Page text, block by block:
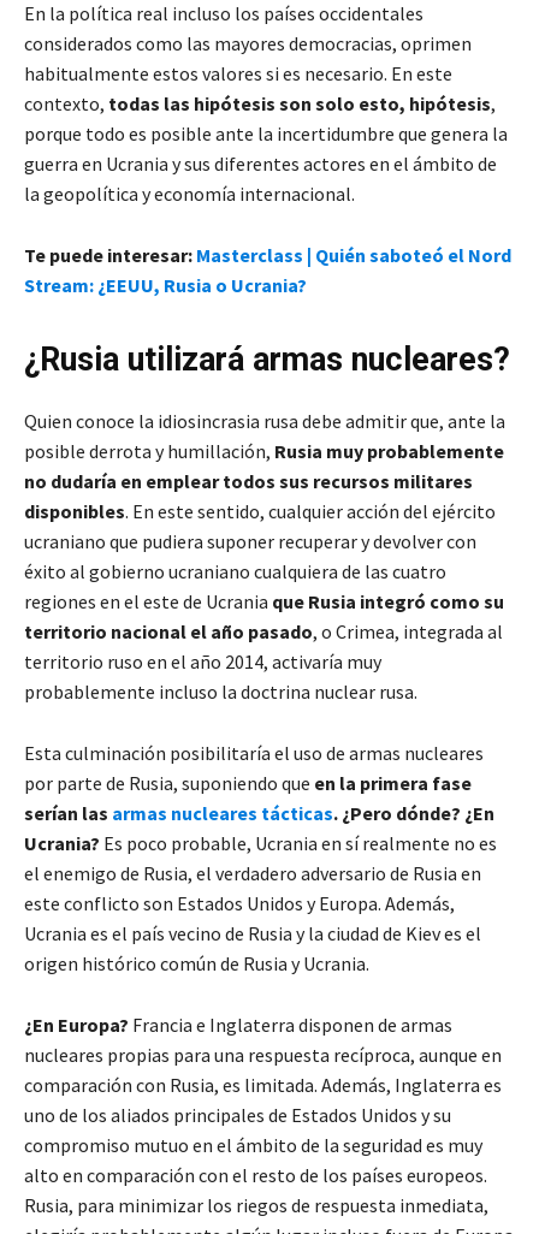
En la política real incluso los países occidentales
considerados como las mayores democracias, oprimen
habitualmente estos valores si es necesario. En este
contexto, todas las hipótesis son solo esto, hipótesis,
porque todo es posible ante la incertidumbre que genera la
guerra en Ucrania y sus diferentes actores en el ámbito de
la geopolítica y economía internacional.
Te puede interesar: Masterclass | Quién saboteó el Nord
Stream: ¿EEUU, Rusia o Ucrania?
¿Rusia utilizará armas nucleares?
Quien conoce la idiosincrasia rusa debe admitir que, ante la
posible derrota y humillación, Rusia muy probablemente
no dudaría en emplear todos sus recursos militares
disponibles. En este sentido, cualquier acción del ejército
ucraniano que pudiera suponer recuperar y devolver con
éxito al gobierno ucraniano cualquiera de las cuatro
regiones en el este de Ucrania que Rusia integró como su
territorio nacional el año pasado, o Crimea, integrada al
territorio ruso en el año 2014, activaría muy
probablemente incluso la doctrina nuclear rusa.
Esta culminación posibilitaría el uso de armas nucleares
por parte de Rusia, suponiendo que en la primera fase
serían las armas nucleares tácticas. ¿Pero dónde? ¿En
Ucrania? Es poco probable, Ucrania en sí realmente no es
el enemigo de Rusia, el verdadero adversario de Rusia en
este conflicto son Estados Unidos y Europa. Además,
Ucrania es el país vecino de Rusia y la ciudad de Kiev es el
origen histórico común de Rusia y Ucrania.
¿En Europa? Francia e Inglaterra disponen de armas
nucleares propias para una respuesta recíproca, aunque en
comparación con Rusia, es limitada. Además, Inglaterra es
uno de los aliados principales de Estados Unidos y su
compromiso mutuo en el ámbito de la seguridad es muy
alto en comparación con el resto de los países europeos.
Rusia, para minimizar los riegos de respuesta inmediata,